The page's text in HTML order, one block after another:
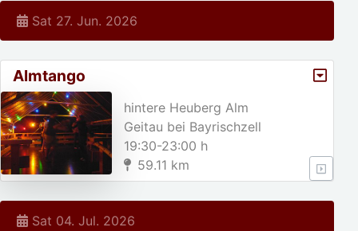
Sat 27. Jun. 2026
Almtango
hintere Heuberg Alm
Geitau bei Bayrischzell
19:30-23:00 h
59.11 km
Sat 04. Jul. 2026